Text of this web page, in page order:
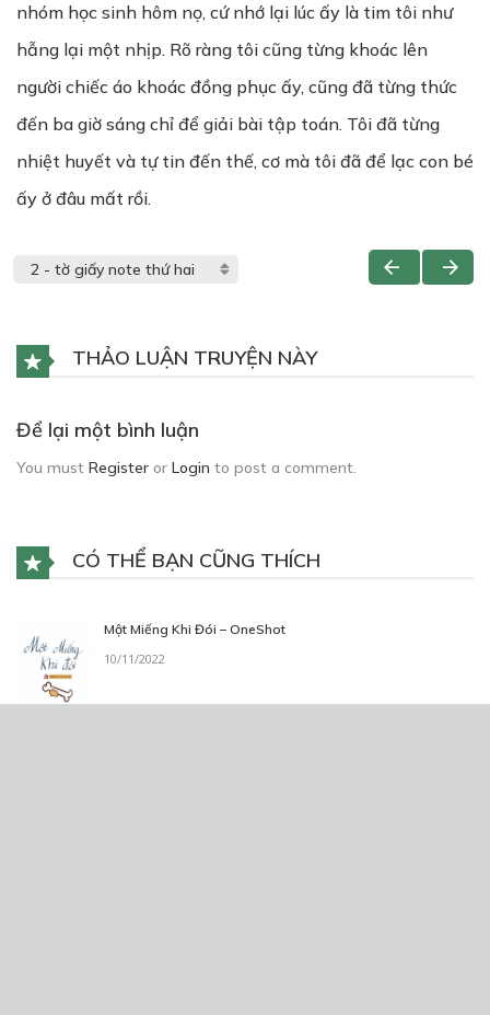
nhóm học sinh hôm nọ, cứ nhớ lại lúc ấy là tim tôi như
hẫng lại một nhịp. Rõ ràng tôi cũng từng khoác lên
người chiếc áo khoác đồng phục ấy, cũng đã từng thức
đến ba giờ sáng chỉ để giải bài tập toán. Tôi đã từng
nhiệt huyết và tự tin đến thế, cơ mà tôi đã để lạc con bé
ấy ở đâu mất rồi.
THẢO LUẬN TRUYỆN NÀY
Để lại một bình luận
You must Register or Login to post a comment.
CÓ THỂ BẠN CŨNG THÍCH
Một Miếng Khi Đói – OneShot
10/11/2022